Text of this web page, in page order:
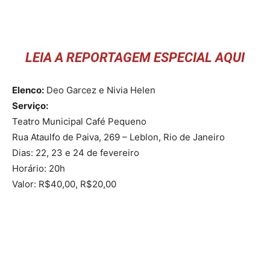
LEIA A REPORTAGEM ESPECIAL AQUI
Elenco: Deo Garcez e Nivia Helen
Serviço:
Teatro Municipal Café Pequeno
Rua Ataulfo de Paiva, 269 – Leblon, Rio de Janeiro
Dias: 22, 23 e 24 de fevereiro
Horário: 20h
Valor: R$40,00, R$20,00